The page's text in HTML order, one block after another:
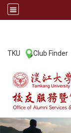
TKU Club Finder